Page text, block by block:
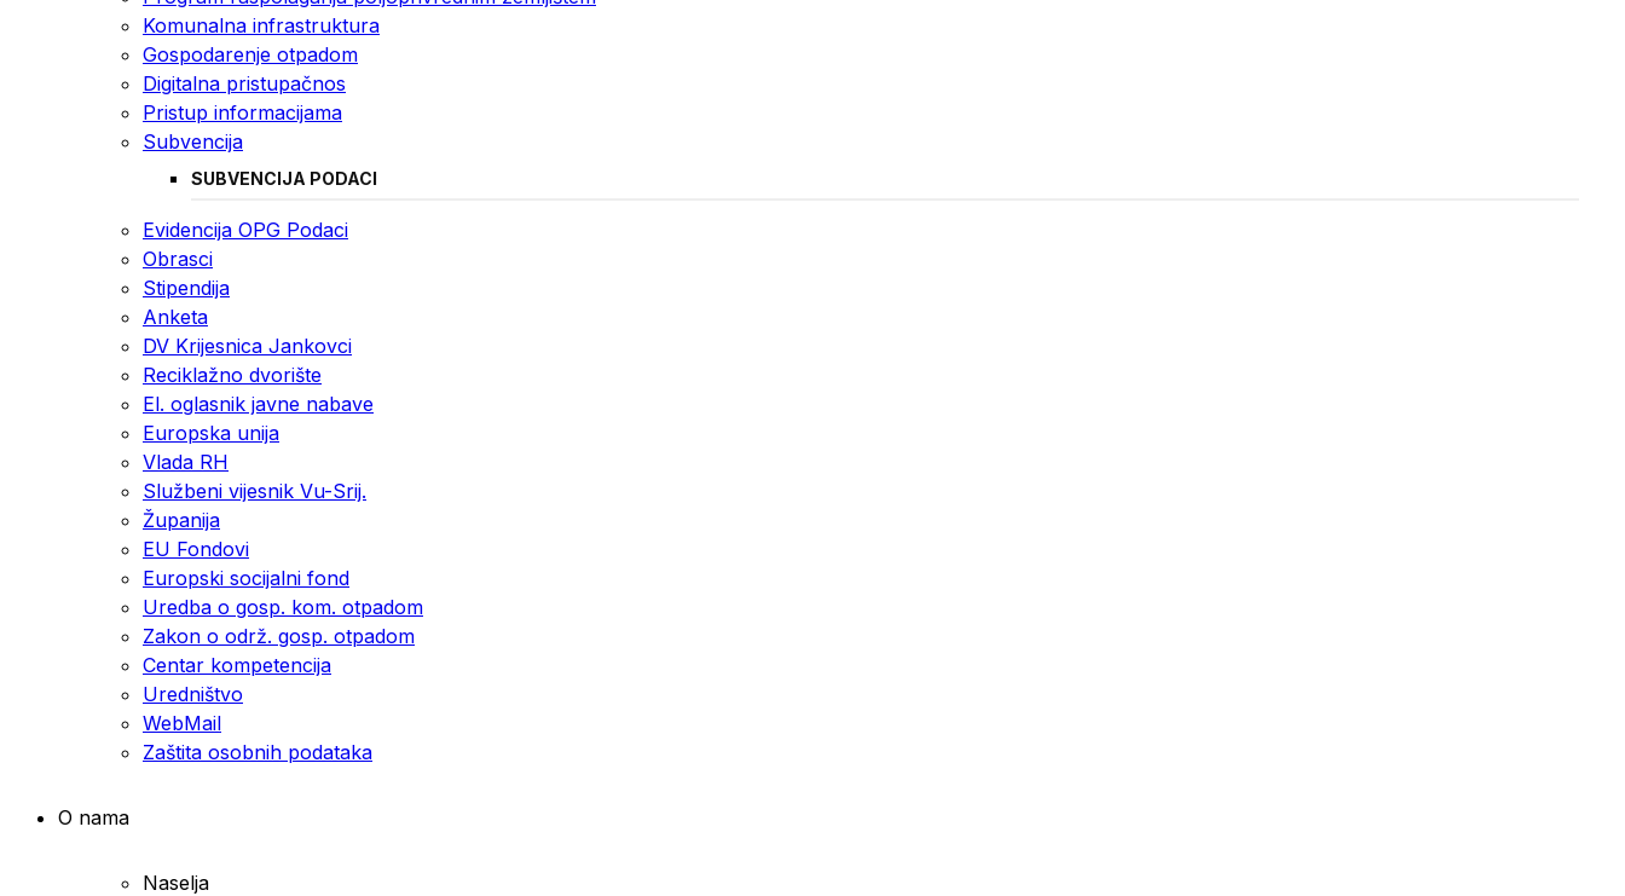
Komunalna infrastruktura
Gospodarenje otpadom
Digitalna pristupačnos
Pristup informacijama
Subvencija
SUBVENCIJA PODACI
Evidencija OPG Podaci
Obrasci
Stipendija
Anketa
DV Krijesnica Jankovci
Reciklažno dvorište
El. oglasnik javne nabave
Europska unija
Vlada RH
Službeni vijesnik Vu-Srij.
Županija
EU Fondovi
Europski socijalni fond
Uredba o gosp. kom. otpadom
Zakon o održ. gosp. otpadom
Centar kompetencija
Uredništvo
WebMail
Zaštita osobnih podataka
O nama
Naselja